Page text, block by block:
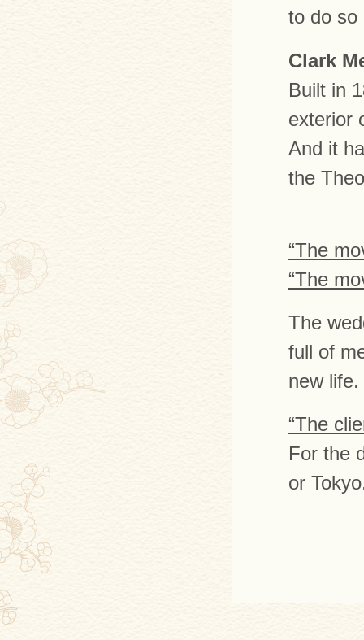
to do so
Clark
Built in
exterior
And it
the
“The
“The
The
full of
new life.
“The
For the
or